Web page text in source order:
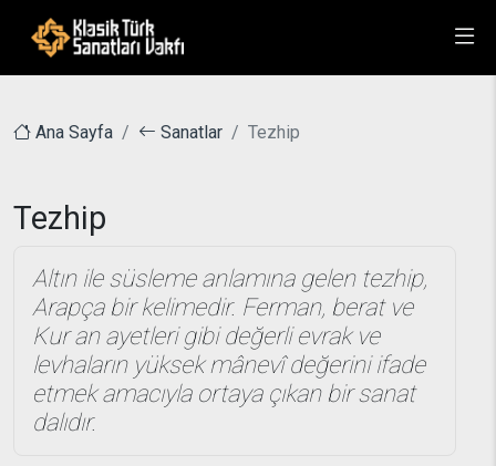
Ana Sayfa Sanatlar Tezhip
Tezhip
Altın ile süsleme anlamına gelen tezhip,
Arapça bir kelimedir. Ferman, berat ve
Kur an ayetleri gibi değerli evrak ve
levhaların yüksek mânevî değerini ifade
etmek amacıyla ortaya çıkan bir sanat
dalıdır.